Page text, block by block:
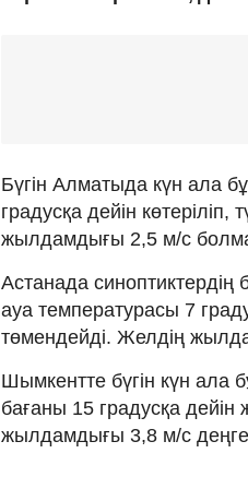
Бүгін Алматыда күн ала
градусқа дейін көтеріліп,
жылдамдығы 2,5 м/с
Астанада
ауа температурасы 7
төмендейді. Желдің
Шымкентте бүгін күн ала
бағаны 15 градусқа дейін
жылдамдығы 3,8 м/с